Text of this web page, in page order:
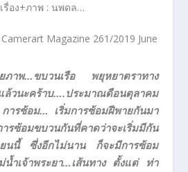
เรื่อง+ภาพ : นพดล…
Magazine 261/2019 June
ยภาพ…ขบวนเรือ พยุหยาตราทาง
ล้วนะคร้าบ….ประมาณดือนตุลาคม
ารซ้อม… เริ่มการซ้อมฝีพายกันมา
รซ้อมขบวนกันที่คาดว่าจะเริ่มมีกัน
ยนนี้ ซึ่งอีกไม่นาน ก็จะมีการซ้อม
น้ำเจ้าพระยา…เส้นทาง ตั้งแต่ ท่า